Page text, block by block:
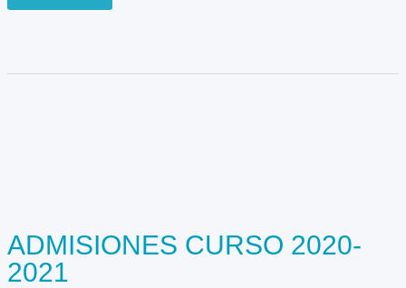
ADMISIONES CURSO 2020-
2021